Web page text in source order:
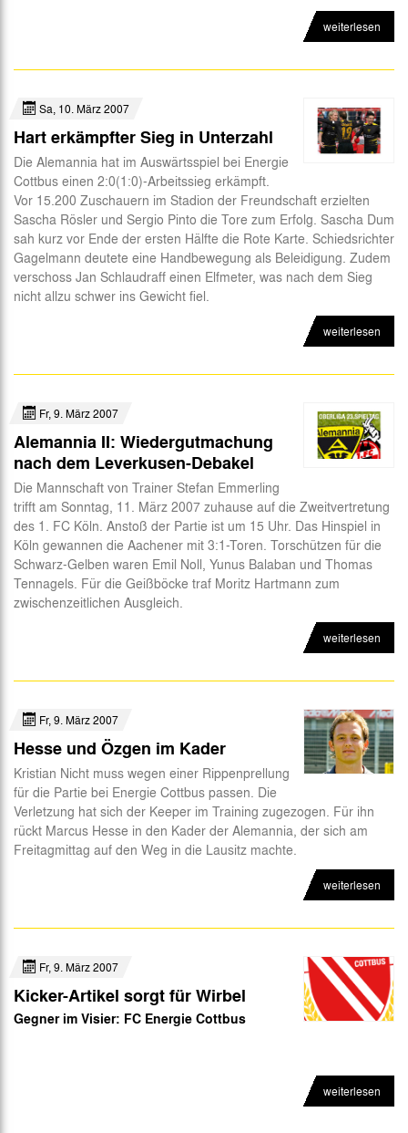
weiterlesen
Sa, 10. März 2007
Hart erkämpfter Sieg in Unterzahl
Die Alemannia hat im Auswärtsspiel bei Energie
Cottbus einen 2:0(1:0)-Arbeitssieg erkämpft.
Vor 15.200 Zuschauern im Stadion der Freundschaft erzielten
Sascha Rösler und Sergio Pinto die Tore zum Erfolg. Sascha Dum
sah kurz vor Ende der ersten Hälfte die Rote Karte. Schiedsrichter
Gagelmann deutete eine Handbewegung als Beleidigung. Zudem
verschoss Jan Schlaudraff einen Elfmeter, was nach dem Sieg
nicht allzu schwer ins Gewicht fiel.
weiterlesen
Fr, 9. März 2007
Alemannia II: Wiedergutmachung
nach dem Leverkusen-Debakel
Die Mannschaft von Trainer Stefan Emmerling
trifft am Sonntag, 11. März 2007 zuhause auf die Zweitvertretung
des 1. FC Köln. Anstoß der Partie ist um 15 Uhr. Das Hinspiel in
Köln gewannen die Aachener mit 3:1-Toren. Torschützen für die
Schwarz-Gelben waren Emil Noll, Yunus Balaban und Thomas
Tennagels. Für die Geißböcke traf Moritz Hartmann zum
zwischenzeitlichen Ausgleich.
weiterlesen
Fr, 9. März 2007
Hesse und Özgen im Kader
Kristian Nicht muss wegen einer Rippenprellung
für die Partie bei Energie Cottbus passen. Die
Verletzung hat sich der Keeper im Training zugezogen. Für ihn
rückt Marcus Hesse in den Kader der Alemannia, der sich am
Freitagmittag auf den Weg in die Lausitz machte.
weiterlesen
Fr, 9. März 2007
Kicker-Artikel sorgt für Wirbel
Gegner im Visier: FC Energie Cottbus
weiterlesen